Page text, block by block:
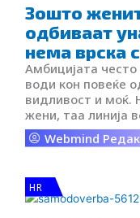
Зошто
одбиваат
нема врска
Амбицијата
води кон повеќе
видливост и моќ.
жени, таа линија
исполнување,
Феноменот кој се
работи за тоа
помала амбиција,
преиспитуваат
Webmind
HR